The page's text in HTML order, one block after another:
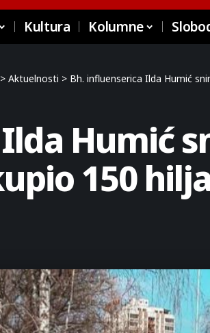
Kultura Kolumne
> Aktuelnosti > Bh. influenserica Ilda Humić
Humić
150